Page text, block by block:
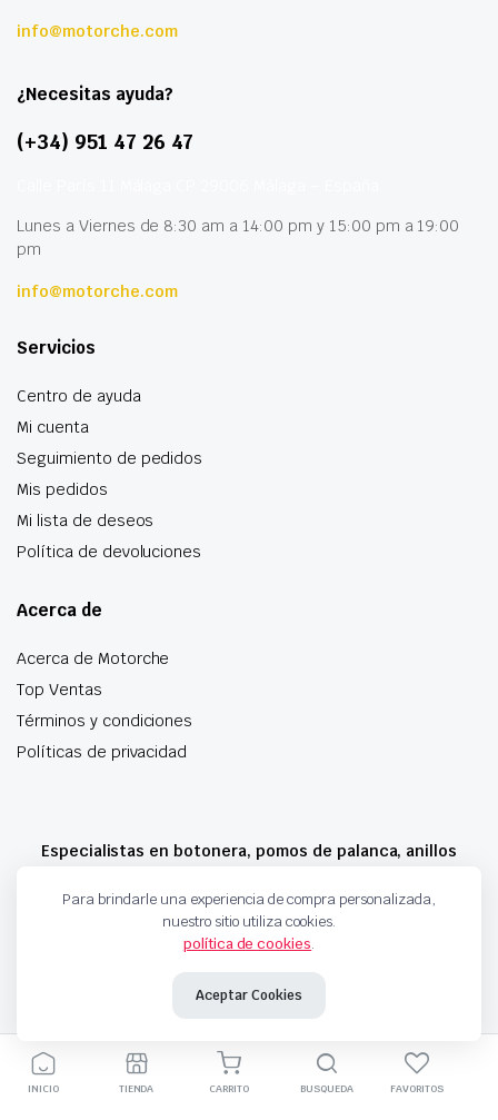
info@motorche.com
¿Necesitas ayuda?
(+34) 951 47 26 47
Lunes a Viernes de 8:30 am a 14:00 pm y 15:00 pm a 19:00
pm
info@motorche.com
Servicios
Centro de ayuda
Mi cuenta
Seguimiento de pedidos
Mis pedidos
Mi lista de deseos
Política de devoluciones
Acerca de
Acerca de Motorche
Top Ventas
Términos y condiciones
Políticas de privacidad
Especialistas en botonera, pomos de palanca, anillos
Copyright 2024 © Motorche Autoparts. Todos los derechos reservados
Para brindarle una experiencia de compra personalizada,
nuestro sitio utiliza cookies.
política de cookies.
Aceptar Cookies
INICIO TIENDA CARRITO BUSQUEDA FAVORITOS